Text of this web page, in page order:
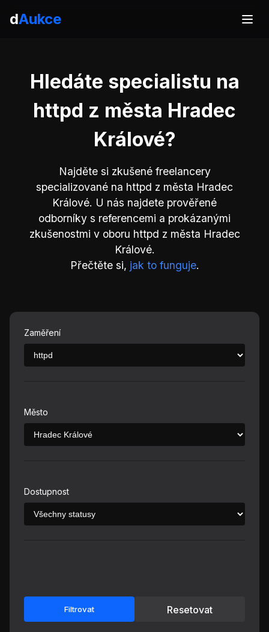
dAukce
Hledáte specialistu na
httpd z města Hradec
Králové?
Najděte si zkušené freelancery
specializované na httpd z města Hradec
Králové. U nás najdete prověřené
odborníky s referencemi a prokázanými
zkušenostmi v oboru httpd z města Hradec
Králové.
Přečtěte si, jak to funguje.
Zaměření
Město
Dostupnost
Filtrovat Resetovat